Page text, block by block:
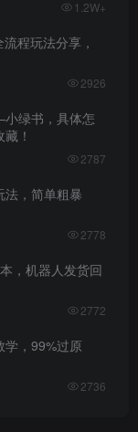
1.2W+
程玩法分享，
2926
绿书，具体怎
！
2787
法，简单粗暴
2778
，机器人发货回
2772
学，99%过原
2736